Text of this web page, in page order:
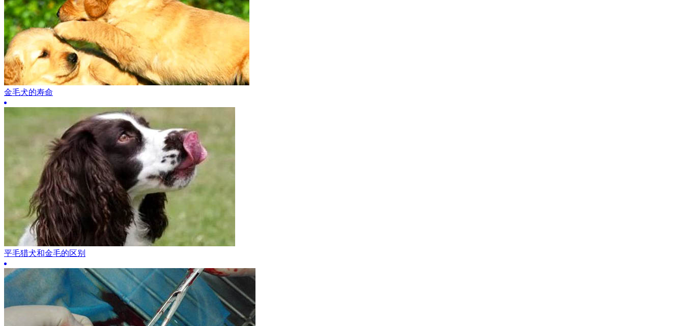
金毛犬的寿命
平毛猎犬和金毛的区别